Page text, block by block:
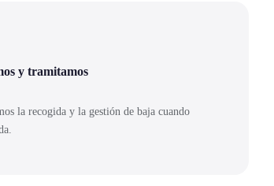
y tramitamos
la recogida y la gestión de baja cuando